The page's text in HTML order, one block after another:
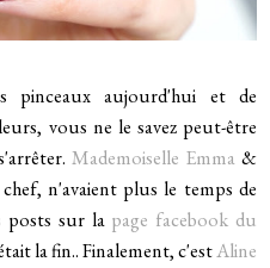
pinceaux aujourd'hui et de
vous ne le savez peut-être
Mademoiselle Emma&
n'avaient plus le temps de
posts sur la page facebook du
la fin.. Finalement, c'estAline